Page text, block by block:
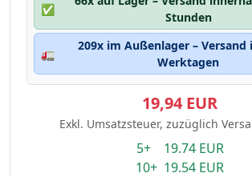
✅
Stunden
🚛
209x im Außenlager – Versand
Werktagen
19,94 EUR
Exkl. Umsatzsteuer, zuzüglich
5+ 19.74 EUR
10+ 19.54 EUR